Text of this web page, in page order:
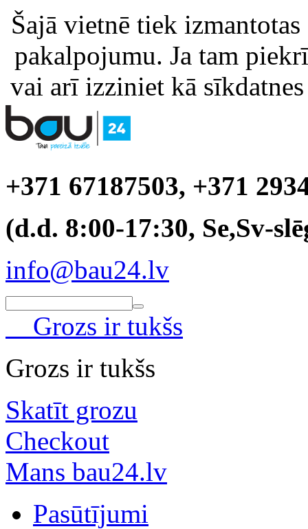
Šajā vietnē tiek
pakalpojumu. Ja tam
vai arī izziniet kā
+371 67187503, +371
(d.d. 8:00-17:30, Se,Sv-
info@bau24.lv
Grozs ir tukšs
Grozs ir tukšs
Skatīt grozu
Checkout
Mans bau24.lv
Pasūtījumi